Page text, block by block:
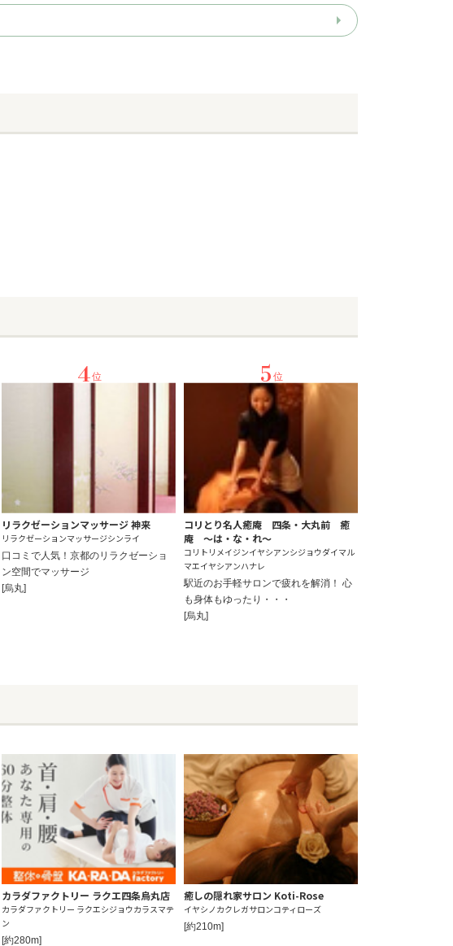
4位
リラクゼーションマッサージ 神来
リラクゼーションマッサージシンライ
口コミで人気！京都のリラクゼーショ
ン空間でマッサージ
[烏丸]
5 位
コリとり名人癒庵 四条・大丸前 癒
庵 ～は・な・れ～
コリトリメイジンイヤシアンシジョウダイマル
マエイヤシアンハナレ
駅近のお手軽サロンで疲れを解消！ 心
も身体もゆったり・・・
[烏丸]
カラダファクトリー ラクエ四条烏丸店
カラダファクトリー ラクエシジョウカラスマテ
ン
[約280m]
癒しの隠れ家サロン Koti-Rose
イヤシノカクレガサロンコティローズ
[約210m]